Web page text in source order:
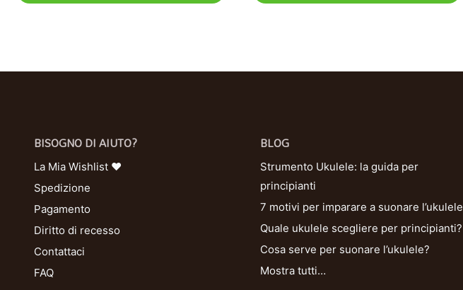
BISOGNO DI AIUTO?
La Mia Wishlist ❤
Spedizione
Pagamento
Diritto di recesso
Contattaci
FAQ
BLOG
Strumento Ukulele: la guida per
principianti
7 motivi per imparare a suonare l’ukulele
Quale ukulele scegliere per principianti?
Cosa serve per suonare l’ukulele?
Mostra tutti…